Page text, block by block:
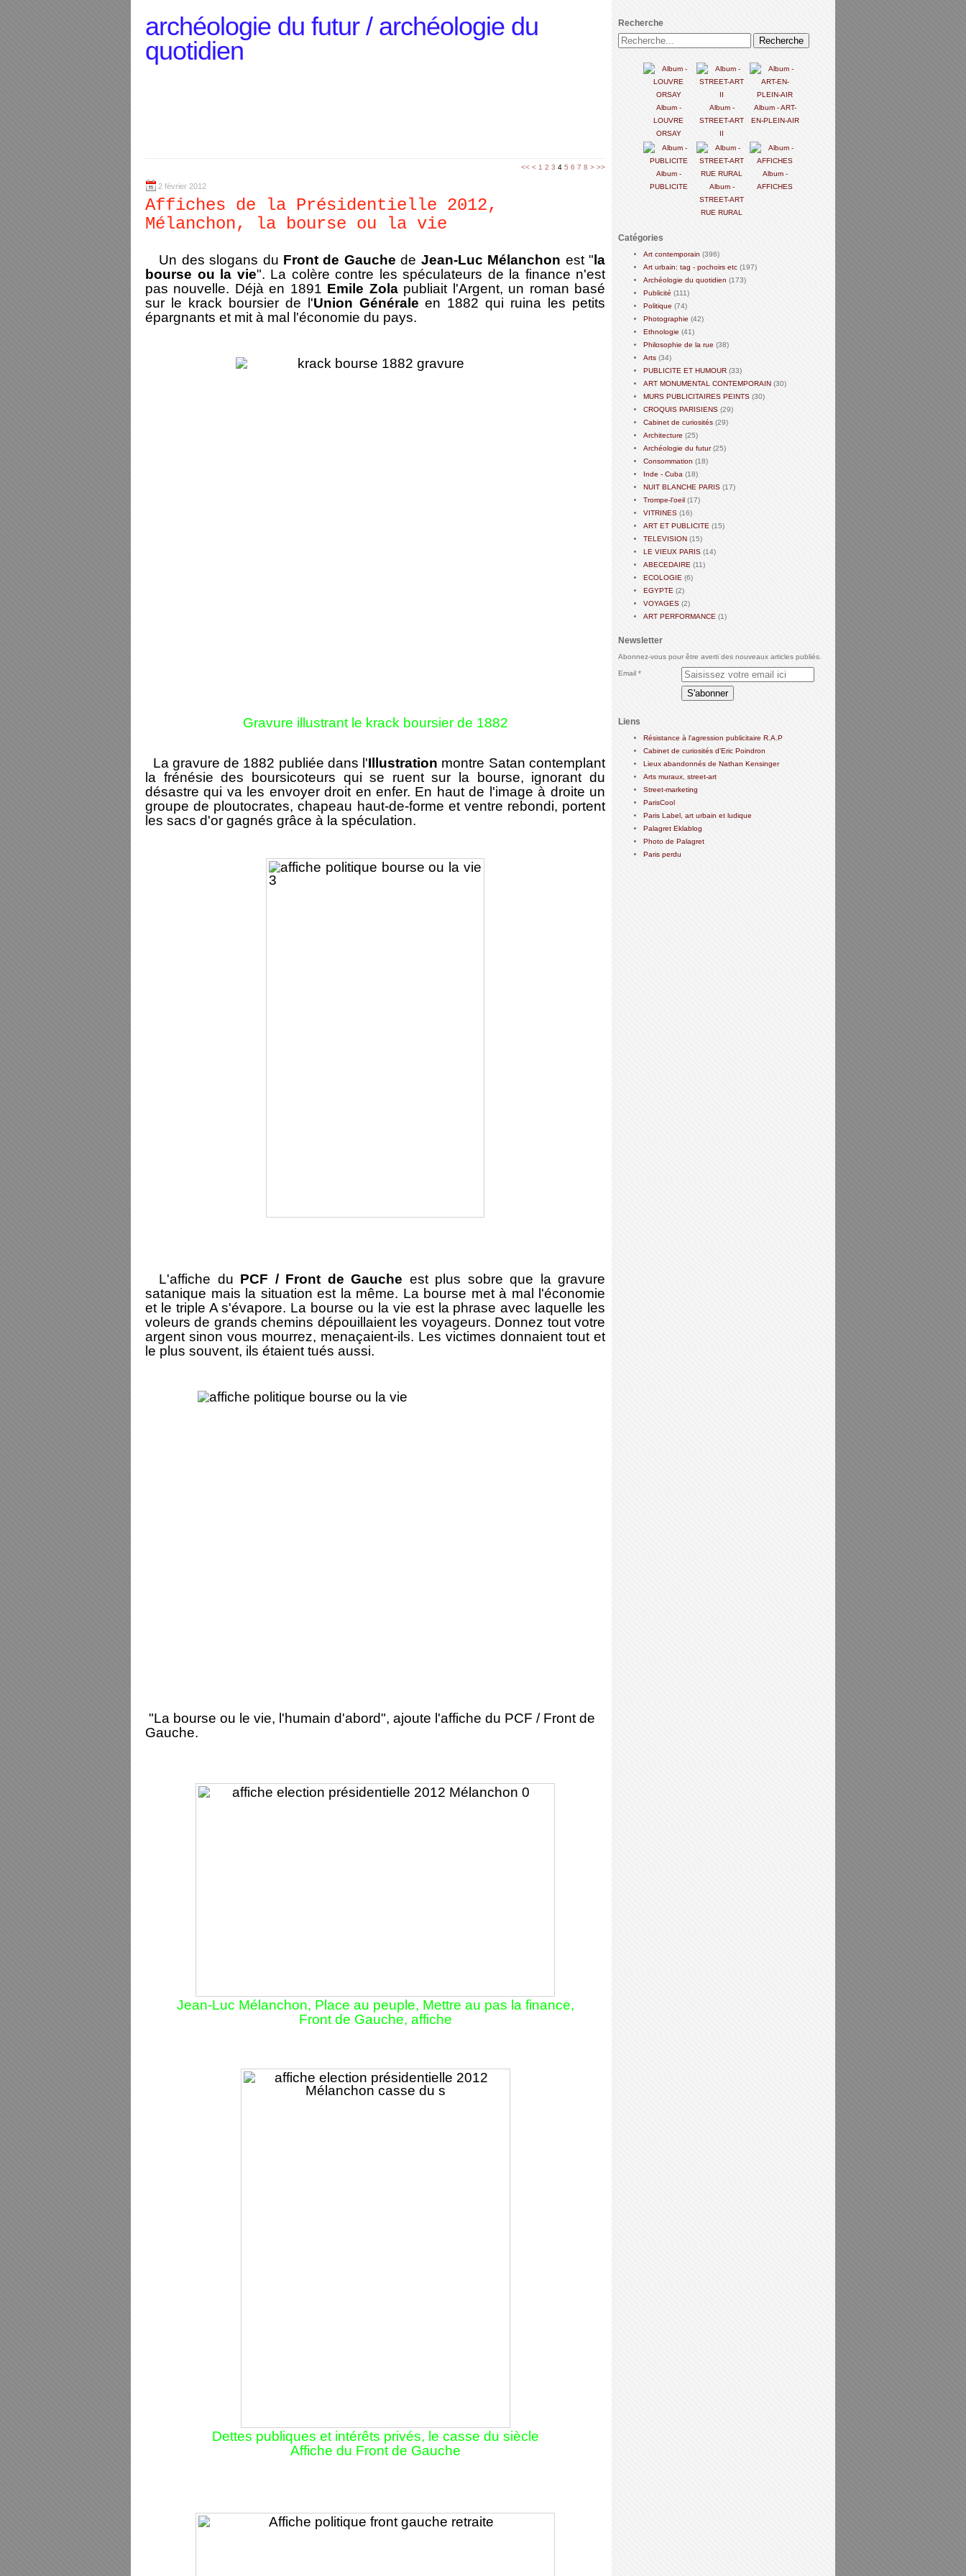
archéologie du futur / archéologie du
quotidien
<< < 1 2 3 4 5 6 7 8 > >>
2 février 2012
Affiches de la Présidentielle 2012,
Mélanchon, la bourse ou la vie
Un des slogans du Front de Gauche de Jean-Luc Mélanchon est " la
bourse ou la vie". La colère contre les spéculateurs de la finance n'est
pas nouvelle. Déjà en 1891 Emile Zolapubliait l'Argent, un roman basé
sur le krack boursier de l'Union Générale en 1882 qui ruina les petits
épargnants et mit à mal l'économie du pays.
Gravure illustrant le krack boursier de 1882
La gravure de 1882 publiée dans l'Illustration montre Satan contemplant
la frénésie des boursicoteurs qui se ruent sur la bourse, ignorant du
désastre qui va les envoyer droit en enfer. En haut de l'image à droite un
groupe de ploutocrates, chapeau haut-de-forme et ventre rebondi, portent
les sacs d'or gagnés grâce à la spéculation.
L'affiche du PCF / Front de Gauche est plus sobre que la gravure
satanique mais la situation est la même. La bourse met à mal l'économie
et le triple A s'évapore. La bourse ou la vie est la phrase avec laquelle les
voleurs de grands chemins dépouillaient les voyageurs. Donnez tout votre
argent sinon vous mourrez, menaçaient-ils. Les victimes donnaient tout et
le plus souvent, ils étaient tués aussi.
"La bourse ou le vie, l'humain d'abord", ajoute l'affiche du PCF / Front de
Gauche.
Jean-Luc Mélanchon, Place au peuple, Mettre au pas la finance,
Front de Gauche, affiche
Dettes publiques et intérêts privés, le casse du siècle
Affiche du Front de Gauche
Recherche
Album -
LOUVRE
ORSAY
Album -
STREET-ART
II
Album - ART-
EN-PLEIN-AIR
Album -
PUBLICITE
Album -
STREET-ART
RUE RURAL
Album -
AFFICHES
Catégories
Art contemporain (396)
Art urbain: tag - pochoirs etc (197)
Archéologie du quotidien (173)
Publicité (111)
Politique (74)
Photographie (42)
Ethnologie (41)
Philosophie de la rue (38)
Arts (34)
PUBLICITE ET HUMOUR (33)
ART MONUMENTAL CONTEMPORAIN (30)
MURS PUBLICITAIRES PEINTS (30)
CROQUIS PARISIENS (29)
Cabinet de curiosités (29)
Architecture (25)
Archéologie du futur(25)
Consommation (18)
Inde - Cuba (18)
NUIT BLANCHE PARIS (17)
Trompe-l'oeil (17)
VITRINES (16)
ART ET PUBLICITE (15)
TELEVISION (15)
LE VIEUX PARIS (14)
ABECEDAIRE (11)
ECOLOGIE (6)
EGYPTE (2)
VOYAGES (2)
ART PERFORMANCE (1)
Newsletter
Abonnez-vous pour être averti des nouveaux articles publiés.
Email
Liens
Résistance à l'agression publicitaire R.A.P
Cabinet de curiosités d'Eric Poindron
Lieux abandonnés de Nathan Kensinger
Arts muraux, street-art
Street-marketing
ParisCool
Paris Label, art urbain et ludique
Palagret Eklablog
Photo de Palagret
Paris perdu